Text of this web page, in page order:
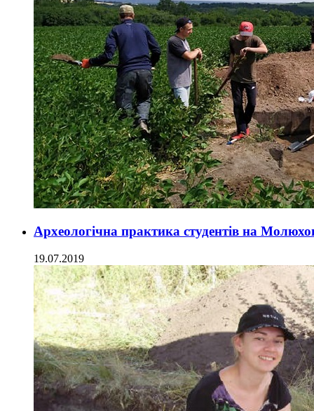
Археологічна практика студентів на
19.07.2019